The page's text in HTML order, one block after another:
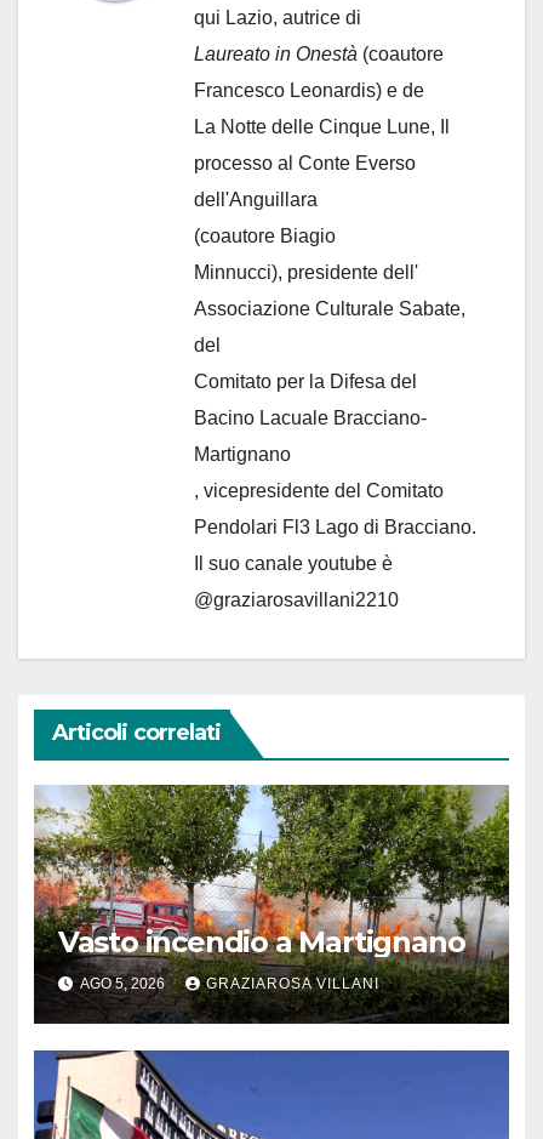
qui Lazio, autrice di
Laureato in Onestà (coautore
Francesco Leonardis) e de
La Notte delle Cinque Lune, Il
processo al Conte Everso
dell'Anguillara
(coautore Biagio
Minnucci), presidente dell'
Associazione Culturale Sabate,
del
Comitato per la Difesa del
Bacino Lacuale Bracciano-
Martignano
, vicepresidente del Comitato
Pendolari Fl3 Lago di Bracciano.
Il suo canale youtube è
@graziarosavillani2210
Articoli correlati
Vasto incendio a Martignano
AGO 5, 2026 GRAZIAROSA VILLANI